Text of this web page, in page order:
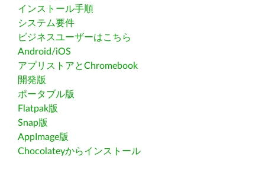
インストール手順
システム要件
ビジネスユーザーはこちら
Android/iOS
アプリストアとChromebook
開発版
ポータブル版
Flatpak版
Snap版
AppImage版
Chocolateyからインストール